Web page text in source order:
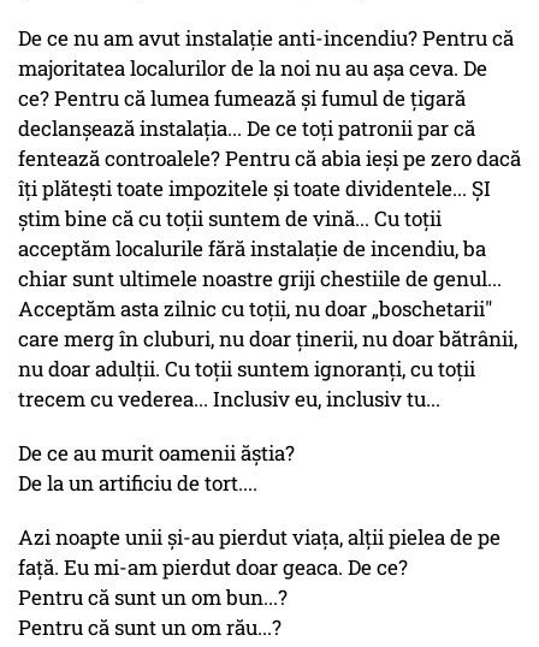
De ce nu am avut instalaţie anti-incendiu? Pentru că
majoritatea localurilor de la noi nu au aşa ceva. De
ce? Pentru că lumea fumează şi fumul de ţigară
declanşează instalaţia... De ce toţi patronii par că
fentează controalele? Pentru că abia ieşi pe zero dacă
îţi plăteşti toate impozitele şi toate dividentele... ŞI
ştim bine că cu toţii suntem de vină... Cu toţii
acceptăm localurile fără instalaţie de incendiu, ba
chiar sunt ultimele noastre griji chestiile de genul...
Acceptăm asta zilnic cu toţii, nu doar „boschetarii"
care merg în cluburi, nu doar ţinerii, nu doar bătrânii,
nu doar adulţii. Cu toţii suntem ignoranţi, cu toţii
trecem cu vederea... Inclusiv eu, inclusiv tu...
De ce au murit oamenii ăştia?
De la un artificiu de tort....
Azi noapte unii şi-au pierdut viaţa, alţii pielea de pe
faţă. Eu mi-am pierdut doar geaca. De ce?
Pentru că sunt un om bun...?
Pentru că sunt un om rău...?